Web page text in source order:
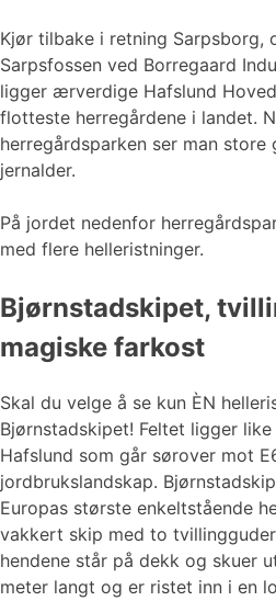
Kjør tilbake i retning Sarpsborg,
Sarpsfossen ved Borregaard
ligger ærverdige Hafslund
flotteste herregårdene i landet.
herregårdsparken ser man store
jernalder.
På jordet nedenfor
med flere helleristninger.
Bjørnstadskipet,
magiske farkost
Skal du velge å se kun ÈN
Bjørnstadskipet! Feltet ligger
Hafslund som går sørover mot
jordbrukslandskap.
Europas største enkeltstående
vakkert skip med to
hendene står på dekk og skuer
meter langt og er ristet inn i en